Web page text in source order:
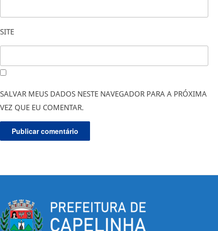
SITE
SALVAR MEUS DADOS NESTE NAVEGADOR PARA A PRÓXIMA
VEZ QUE EU COMENTAR.